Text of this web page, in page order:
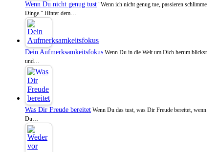
Wenn Du nicht genug tust "Wenn ich nicht genug tue, passieren schlimme
Dinge." Hinter dem…
Dein Aufmerksamkeitsfokus Wenn Du in die Welt um Dich herum blickst
und…
Was Dir Freude bereitet Wenn Du das tust, was Dir Freude bereitet, wenn
Du…